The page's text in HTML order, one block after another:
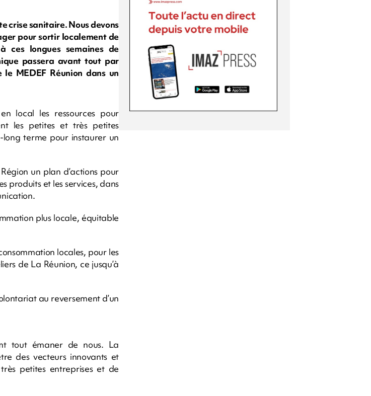
crise sanitaire. Nous devons
pour sortir localement de
ces longues semaines de
passera avant tout par
MEDEF Réunion dans un
local les ressources pour
les petites et très petites
terme pour instaurer un
un plan d’actions pour
produits et les services, dans
plus locale, équitable
locales, pour les
de La Réunion, ce jusqu’à
au reversement d’un
tout émaner de nous. La
des vecteurs innovants et
petites entreprises et de